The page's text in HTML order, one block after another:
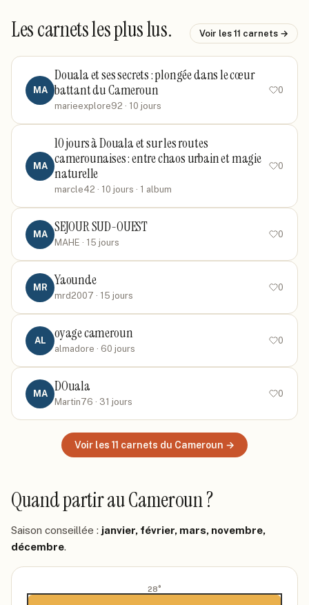
Les carnets les plus lus. Voir les 11 carnets →
MA
Douala et ses secrets : plongée dans le cœur
battant du Cameroun
marieexplore92 · 10 jours
0
MA
10 jours à Douala et sur les routes
camerounaises : entre chaos urbain et magie
naturelle
marcle42 · 10 jours · 1 album
0
MA SEJOUR SUD-OUEST
MAHE · 15 jours
0
MR Yaounde
mrd2007 · 15 jours
0
AL oyage cameroun
almadore · 60 jours
0
MA DOuala
Martin76 · 31 jours
0
Voir les 11 carnets du Cameroun →
Quand partirau Cameroun?
Saison conseillée : janvier, février, mars, novembre,
décembre.
28°